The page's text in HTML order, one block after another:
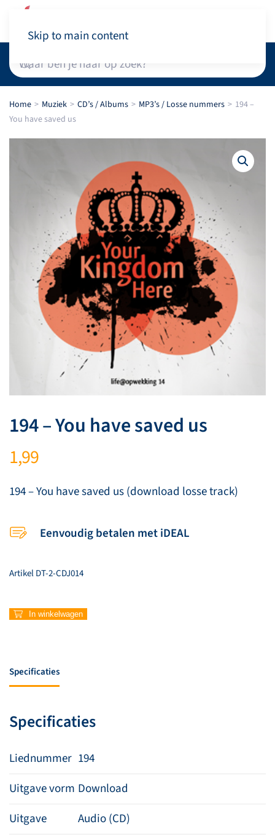
Skip to main content
Home Muziek CD’s / Albums MP3’s / Losse nummers
194 –
You have saved us
194 – You have saved us
1,99
194 – You have saved us (download losse track)
Eenvoudig betalen met iDEAL
ArtikelDT-2-CDJ014
194
saved
us
In winkelwagen
Specificaties
Specificaties
Liednummer 194
Uitgave vorm Download
Uitgave
Audio (CD)